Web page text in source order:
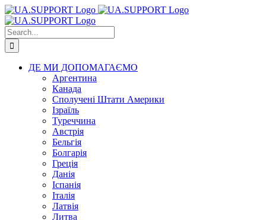
Skip
to
content
Search
for:
ДЕ МИ ДОПОМАГАЄМО
Аргентина
Канада
Сполучені Штати Америки
Ізраїль
Туреччина
Австрія
Бельгія
Болгарія
Греція
Данія
Іспанія
Італія
Латвія
Литва